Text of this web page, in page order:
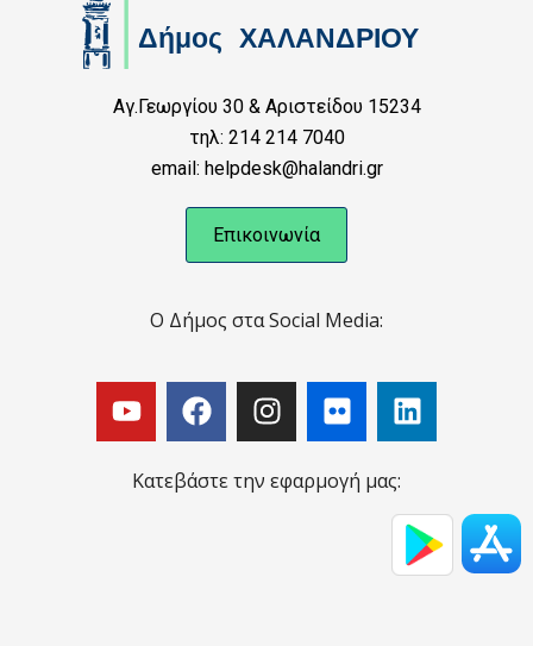
Αγ.Γεωργίου 30 & Αριστείδου 15234
τηλ: 214 214 7040
email: helpdesk@halandri.gr
Επικοινωνία
Ο Δήμος στα Social Media:
Κατεβάστε την εφαρμογή μας: